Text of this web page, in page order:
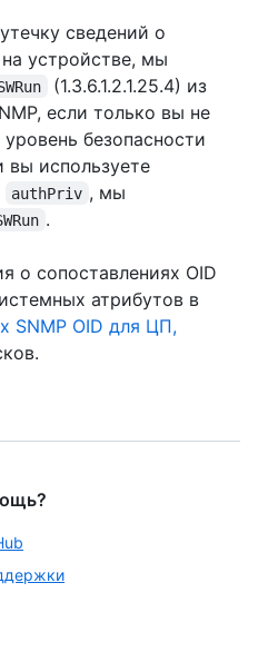
сведений о
устройстве, мы
(1.3.6.1.2.1.25.4) из
если только вы не
уровень безопасности
вы используете
authPriv , мы
.
о сопоставлениях OID
атрибутов в
SNMP OID для ЦП,